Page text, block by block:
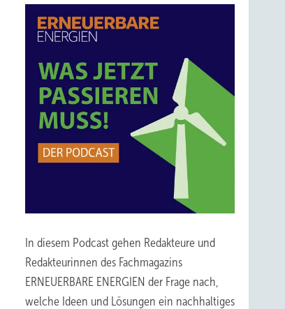
In diesem Podcast gehen Redakteure und
Redakteurinnen des Fachmagazins
ERNEUERBARE ENERGIEN der Frage nach,
welche Ideen und Lösungen ein nachhaltiges